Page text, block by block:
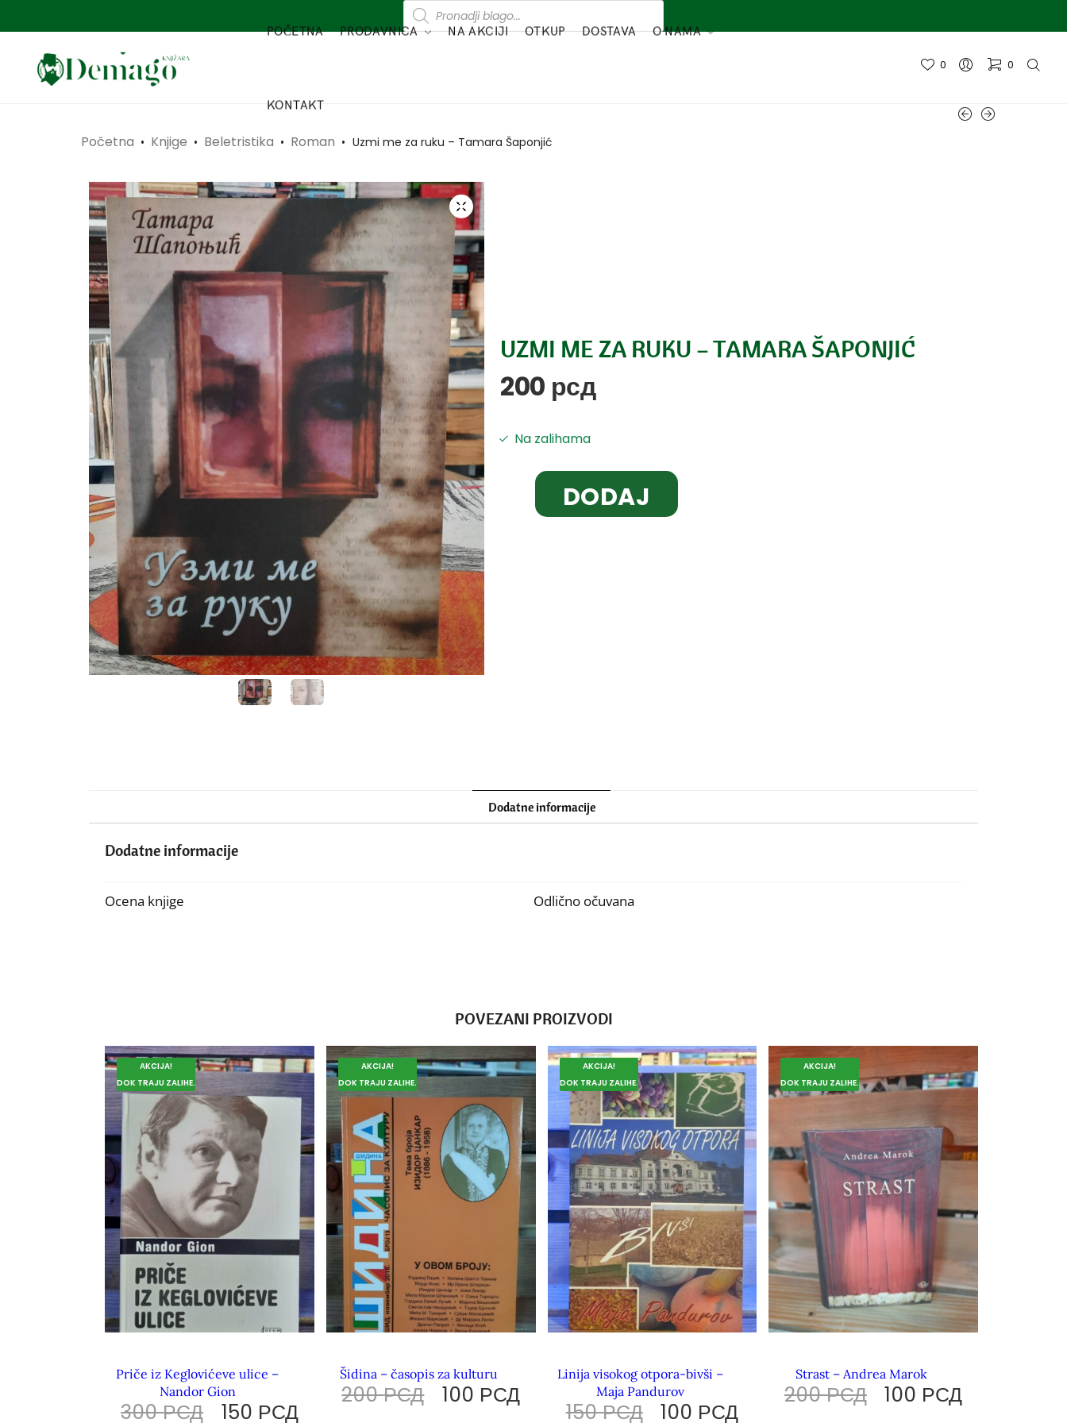
POČETNA PRODAVNICA NA AKCIJI OTKUP DOSTAVA O NAMA
KONTAKT
0 0
Nema proizvoda u korpi.
Početna • Knjige • Beletristika • Roman • Uzmi me za ruku – Tamara Šaponjić
UZMI ME ZA RUKU – TAMARA ŠAPONJIĆ
200 рсд
Na zalihama
DODAJ
Dodatne informacije
Dodatne informacije
Ocena knjige Odlično očuvana
POVEZANI PROIZVODI
AKCIJA!
DOK TRAJU ZALIHE.
Priče iz Keglovićeve ulice –
Nandor Gion
300РСД 150 РСД
AKCIJA!
DOK TRAJU ZALIHE.
Šidina – časopis za kulturu
200РСД 100 РСД
AKCIJA!
DOK TRAJU ZALIHE.
Linija visokog otpora-bivši –
Maja Pandurov
150РСД 100 РСД
AKCIJA!
DOK TRAJU ZALIHE.
Strast – Andrea Marok
200РСД 100 РСД